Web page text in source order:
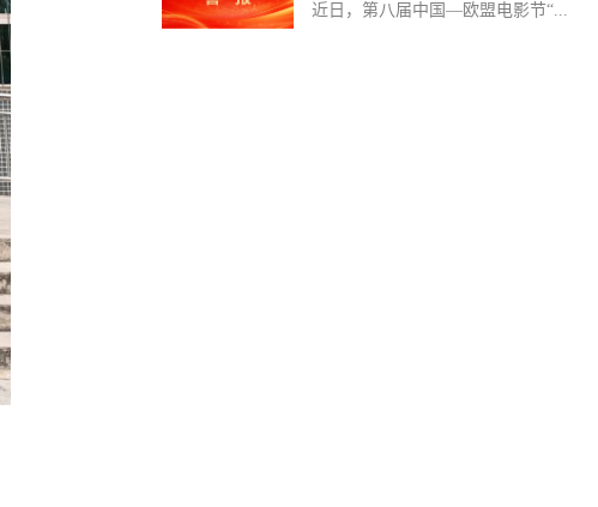
近日，第八届中国—欧盟电影节“...